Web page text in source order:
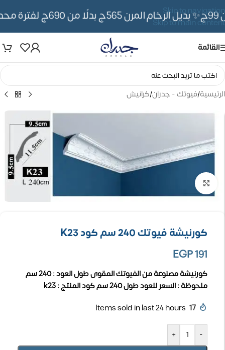
Skip to navigation
Skip to main content
✨ بديل الرخام المرن 565ج بدلًا من 690ج لفترة محدوده
القائمة
الرئيسية/فيوتك - جدران/كرانيش
تكبير الصورة
كورنيشة فيوتك 240 سم كود K23
EGP191
كورنيشة مصنوعة من الفيوتك المقوىطول العود : 240 سم
ملحوظة : السعر للعود طول 240 سم
كود المنتج : k23
17
Items sold in last 24 hours
-
+